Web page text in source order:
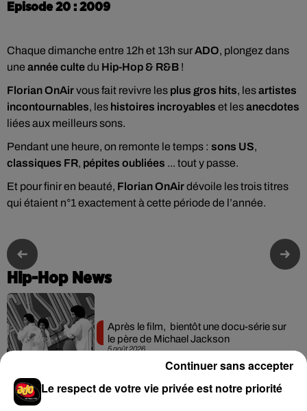
Episode 20 : 2009
Chaque dimanche entre 12h et 13h surADO, plongez dans
une année cultedu Hip-Hop & R&B !
Florian OnAirvous fait revivre les plus gros hits, lesartistes
incontournables, les histoires incroyables et lesanecdotes
liées aux meilleurs sons.
Pendant une heure, on remonte le temps : sons US,
classiques FR, pépites oubliées ... tout y passe.
Et pour finir en beauté, Florian OnAirdévoile les trois titres
qui étaient n°1 exactement à cette période de l’année.
Hip-Hop News
5 août 2026
Après le film, bientôt une docu-série sur
le père de Michael Jackson
Le respect de votre vie privée est notre priorité
Continuer sans accepter